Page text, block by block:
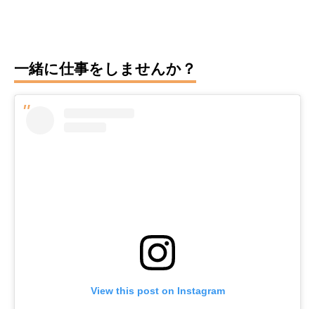
一緒に仕事をしませんか？
View this post on Instagram